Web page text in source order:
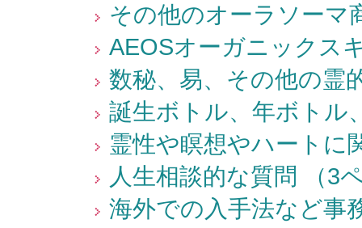
その他のオーラソーマ
AEOSオーガニックス
数秘、易、その他の霊
誕生ボトル、年ボトル
霊性や瞑想やハートに
人生相談的な質問 （3
海外での入手法など事